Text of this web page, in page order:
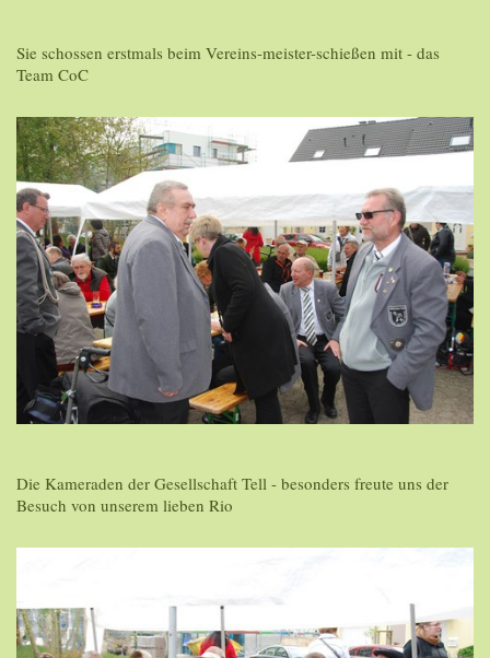
Sie schossen erstmals beim Vereins-meister-schießen mit - das
Team CoC
Die Kameraden der Gesellschaft Tell - besonders freute uns der
Besuch von unserem lieben Rio